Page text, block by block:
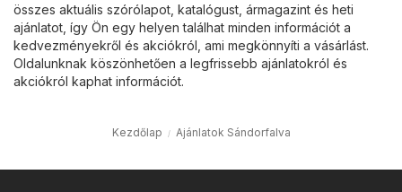
összes aktuális szórólapot, katalógust, ármagazint és heti
ajánlatot, így Ön egy helyen találhat minden információt a
kedvezményekről és akciókról, ami megkönnyíti a vásárlást.
Oldalunknak köszönhetően a legfrissebb ajánlatokról és
akciókról kaphat információt.
Kezdőlap Ajánlatok Sándorfalva